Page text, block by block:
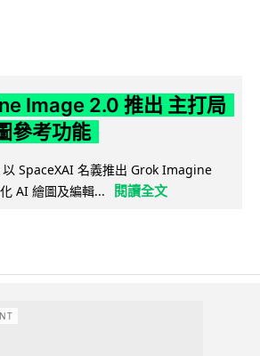
Image 2.0 推出 主打局
參考功能
SpaceXAI 名義推出 Grok Imagine
AI 繪圖及編輯...
閱讀全文